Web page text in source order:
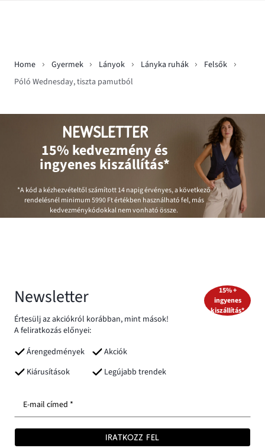
Home Gyermek Lányok Lányka ruhák
Felsők
Póló Wednesday, tiszta pamutból
NEWSLETTER
15% kedvezmény és
ingyenes kiszállítás*
*A kód a kézhezvételtől számított 14 napig érvényes, a következő
rendelésnél minimum5990 Ftértékben használható fel, más
kedvezménykódokkal nem vonható össze.
Newsletter
Értesülj az akciókról korábban, mint mások!
A feliratkozás előnyei:
Árengedmények
Akciók
Kiárusítások
Legújabb trendek
15% +
ingyenes
kiszállítás*
E-mail címed *
IRATKOZZ FEL